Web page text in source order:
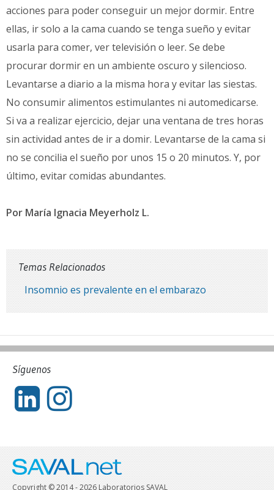
acciones para poder conseguir un mejor dormir. Entre
ellas, ir solo a la cama cuando se tenga sueño y evitar
usarla para comer, ver televisión o leer. Se debe
procurar dormir en un ambiente oscuro y silencioso.
Levantarse a diario a la misma hora y evitar las siestas.
No consumir alimentos estimulantes ni automedicarse.
Si va a realizar ejercicio, dejar una ventana de tres horas
sin actividad antes de ir a domir. Levantarse de la cama si
no se concilia el sueño por unos 15 o 20 minutos. Y, por
último, evitar comidas abundantes.
Por María Ignacia Meyerholz L.
Temas Relacionados
Insomnio es prevalente en el embarazo
Síguenos
Copyright © 2014 - 2026 Laboratorios SAVAL